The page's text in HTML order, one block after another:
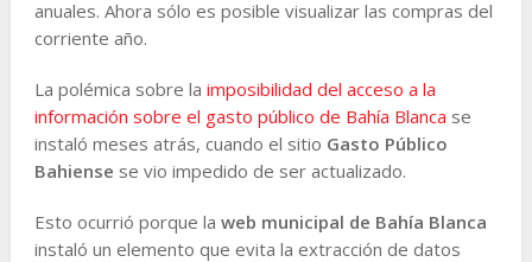
anuales. Ahora sólo es posible visualizar las compras del
corriente año.
La polémica sobre la imposibilidad del acceso a la
información sobre el gasto público de Bahía Blanca se
instaló meses atrás, cuando el sitio Gasto Público
Bahiense se vio impedido de ser actualizado.
Esto ocurrió porque la web municipal de Bahía Blanca
instaló un elemento que evita la extracción de datos